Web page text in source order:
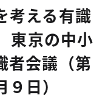
考える有識
東京の中小
者会議（第
日）